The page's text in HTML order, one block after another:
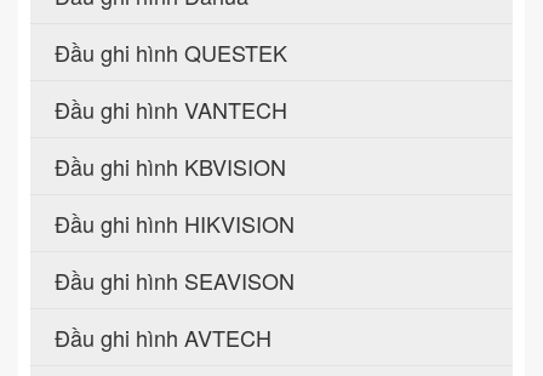
Đầu ghi hình QUESTEK
Đầu ghi hình VANTECH
Đầu ghi hình KBVISION
Đầu ghi hình HIKVISION
Đầu ghi hình SEAVISON
Đầu ghi hình AVTECH